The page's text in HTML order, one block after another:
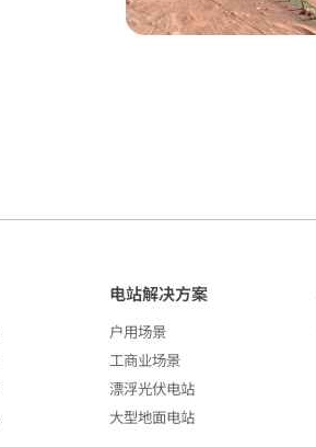
电站解决方案
户用场景
工商业场景
漂浮光伏电站
大型地面电站